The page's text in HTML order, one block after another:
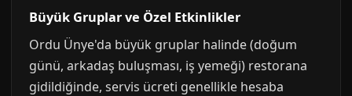
Büyük Gruplar ve Özel Etkinlikler
Ordu Ünye'da büyük gruplar halinde (doğum
günü, arkadaş buluşması, iş yemeği) restorana
gidildiğinde, servis ücreti genellikle hesaba